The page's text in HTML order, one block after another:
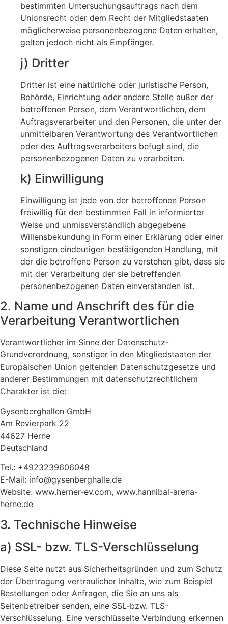
bestimmten Untersuchungsauftrags nach dem
Unionsrecht oder dem Recht der Mitgliedstaaten
möglicherweise personenbezogene Daten erhalten,
gelten jedoch nicht als Empfänger.
j) Dritter
Dritter ist eine natürliche oder juristische Person,
Behörde, Einrichtung oder andere Stelle außer der
betroffenen Person, dem Verantwortlichen, dem
Auftragsverarbeiter und den Personen, die unter der
unmittelbaren Verantwortung des Verantwortlichen
oder des Auftragsverarbeiters befugt sind, die
personenbezogenen Daten zu verarbeiten.
k) Einwilligung
Einwilligung ist jede von der betroffenen Person
freiwillig für den bestimmten Fall in informierter
Weise und unmissverständlich abgegebene
Willensbekundung in Form einer Erklärung oder einer
sonstigen eindeutigen bestätigenden Handlung, mit
der die betroffene Person zu verstehen gibt, dass sie
mit der Verarbeitung der sie betreffenden
personenbezogenen Daten einverstanden ist.
2. Name und Anschrift des für die
Verarbeitung Verantwortlichen
Verantwortlicher im Sinne der Datenschutz-
Grundverordnung, sonstiger in den Mitgliedstaaten der
Europäischen Union geltenden Datenschutzgesetze und
anderer Bestimmungen mit datenschutzrechtlichem
Charakter ist die:
Gysenberghallen GmbH
Am Revierpark 22
44627 Herne
Deutschland
Tel.: +4923239606048
E-Mail: info@gysenberghalle.de
Website: www.herner-ev.com, www.hannibal-arena-
herne.de
3. Technische Hinweise
a) SSL- bzw. TLS-Verschlüsselung
Diese Seite nutzt aus Sicherheitsgründen und zum Schutz
der Übertragung vertraulicher Inhalte, wie zum Beispiel
Bestellungen oder Anfragen, die Sie an uns als
Seitenbetreiber senden, eine SSL-bzw. TLS-
Verschlüsselung. Eine verschlüsselte Verbindung erkennen